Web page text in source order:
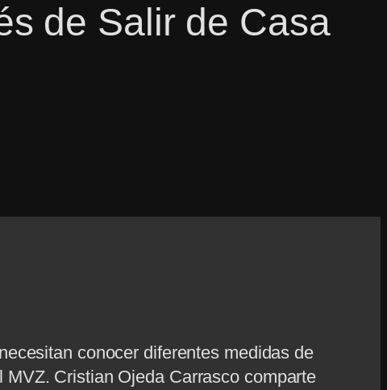
de Salir de Casa
conocer diferentes medidas de
Cristian Ojeda Carrasco comparte